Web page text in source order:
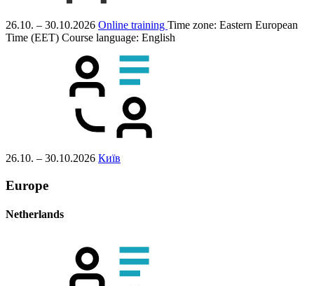
26.10. – 30.10.2026 Online training Time zone: Eastern European
Time (EET) Course language: English
26.10. – 30.10.2026 Київ
Europe
Netherlands